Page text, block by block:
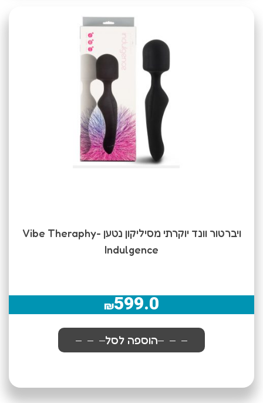
ויברטור וונד יוקרתי מסיליקון נטען Vibe Theraphy-
Indulgence
₪599.0
הוספה לסל